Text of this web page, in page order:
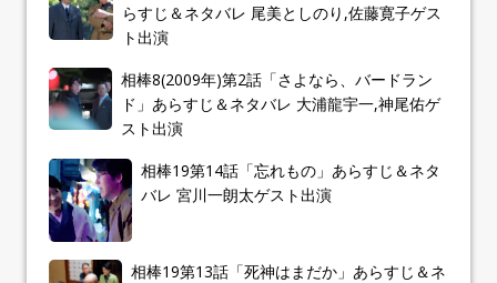
らすじ＆ネタバレ 尾美としのり,佐藤寛子ゲス
ト出演
相棒8(2009年)第2話「さよなら、バードラン
ド」あらすじ＆ネタバレ 大浦龍宇一,神尾佑ゲ
スト出演
相棒19第14話「忘れもの」あらすじ＆ネタ
バレ 宮川一朗太ゲスト出演
相棒19第13話「死神はまだか」あらすじ＆ネ